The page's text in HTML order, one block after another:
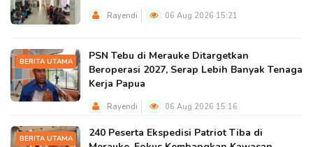
Rayendi 06 Aug 2026 15:21
BERITA UTAMA
PSN Tebu di Merauke Ditargetkan
Beroperasi 2027, Serap Lebih Banyak Tenaga
Kerja Papua
Rayendi 06 Aug 2026 15:16
BERITA UTAMA
240 Peserta Ekspedisi Patriot Tiba di